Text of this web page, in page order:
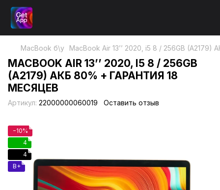
MacBook б\у MacBook Air 13’’ 2020, i5 8 / 256GB
MACBOOK AIR 13’’ 2020, I5 8 / 256GB
(A2179) АКБ 80% + ГАРАНТИЯ 18
МЕСЯЦЕВ
Артикул: 22000000060019 Оставить отзыв
−10%
4
4
B+